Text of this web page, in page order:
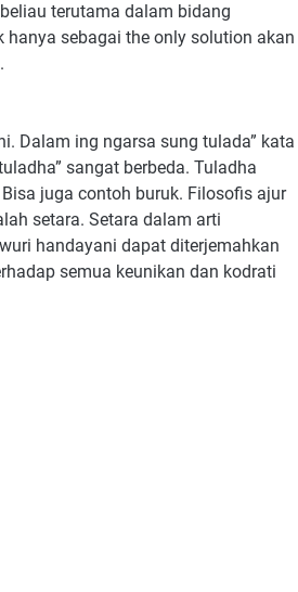
terutama dalam bidang
sebagai the only solution akan
Dalam ing ngarsa sung tulada” kata
sangat berbeda. Tuladha
juga contoh buruk. Filosofis ajur
setara. Setara dalam arti
handayani dapat diterjemahkan
semua keunikan dan kodrati